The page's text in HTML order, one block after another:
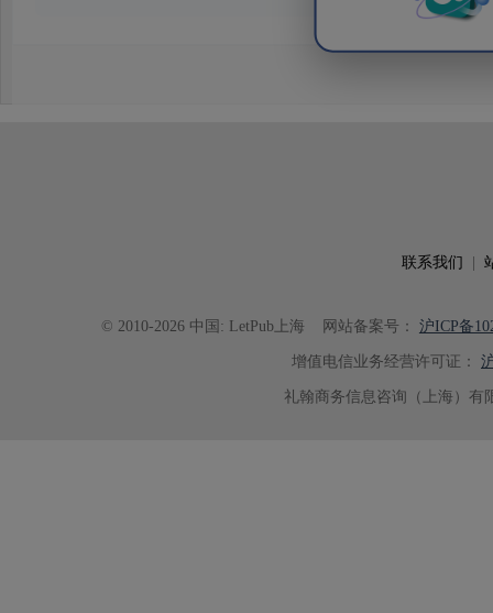
务。编辑结合论文中全光谱响应S
效应及界面电荷传输等研究内容，
联系我们
© 2010-2026 中国: LetPub上海 网站备案号： 沪ICP备
增值电信业务经营许可证：
礼翰商务信息咨询（上海）